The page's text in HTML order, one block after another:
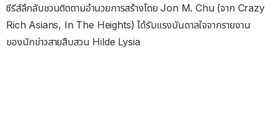
ซีรีส์ลึกลับชวนติตตามอำนวยการสร้างโดย Jon M. Chu (จาก Crazy
Rich Asians, In The Heights) ได้รับแรงบันดาลใจจากรายงาน
ของนักข่าวสายสืบสวน Hilde Lysia